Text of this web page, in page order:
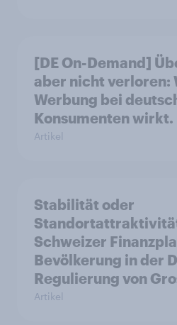
[DE On-Demand]
aber nicht verloren:
Werbung bei
Konsumenten wirkt.
Artikel
Stabilität oder
Schweizer
Bevölkerung in der
Regulierung von
Artikel